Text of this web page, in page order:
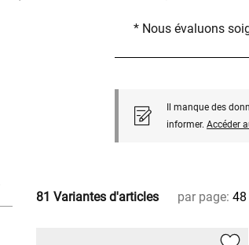
* Nous évaluons
Il manque des
informer. Accéder
81 Variantes d'articles par page: